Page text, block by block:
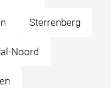
Sterrenberg
Noord